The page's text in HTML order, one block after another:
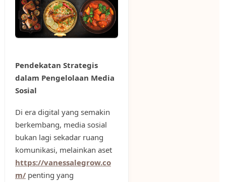
Pendekatan Strategis
dalam Pengelolaan Media
Sosial
Di era digital yang semakin
berkembang, media sosial
bukan lagi sekadar ruang
komunikasi, melainkan aset
https://vanessalegrow.co
m/penting yang